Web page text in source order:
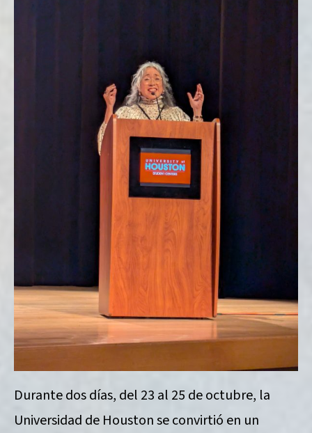
Durante dos días, del 23 al 25 de octubre, la
Universidad de Houston se convirtió en un